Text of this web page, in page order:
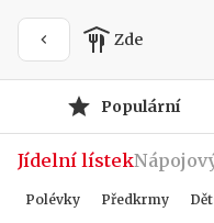
Zde
Populární
Jídelní lístek
Polévky Předkrmy